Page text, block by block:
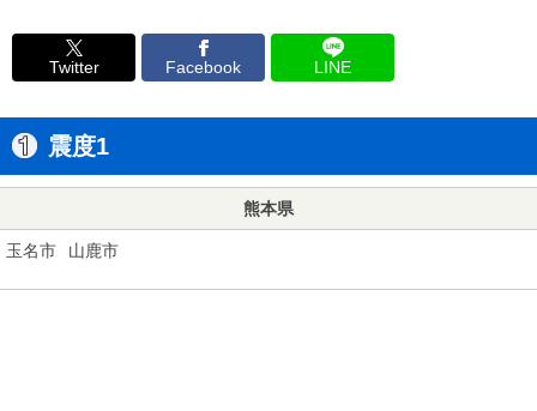
Twitter Facebook LINE
震度1
熊本県
玉名市 山鹿市